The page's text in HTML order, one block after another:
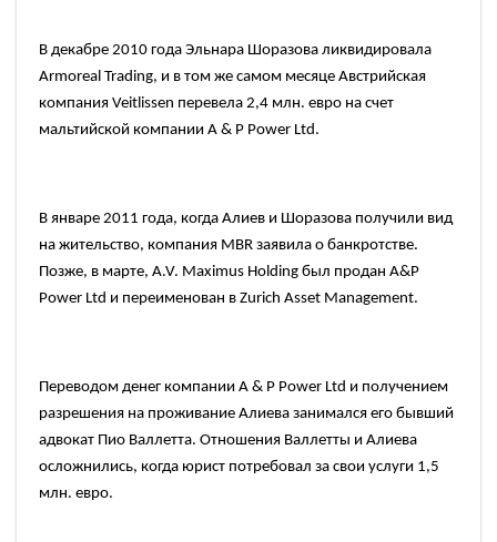
В декабре 2010 года Эльнара Шоразова ликвидировала
Armoreal Trading, и в том же самом месяце Австрийская
компания Veitlissen перевела 2,4 млн. евро на счет
мальтийской компании A & P Power Ltd.
В январе 2011 года, когда Алиев и Шоразова получили вид
на жительство, компания MBR заявила о банкротстве.
Позже, в марте, A.V. Maximus Holding был продан A&P
Power Ltd и переименован в Zurich Asset Management.
Переводом денег компании A & P Power Ltd и получением
разрешения на проживание Алиева занимался его бывший
адвокат Пио Валлетта. Отношения Валлетты и Алиева
осложнились, когда юрист потребовал за свои услуги 1,5
млн. евро.